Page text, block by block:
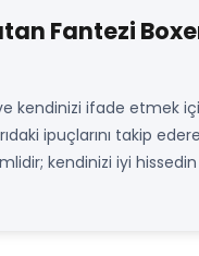
Fantezi
kendinizi ifade
ipuçlarını takip
kendinizi iyi hissedin